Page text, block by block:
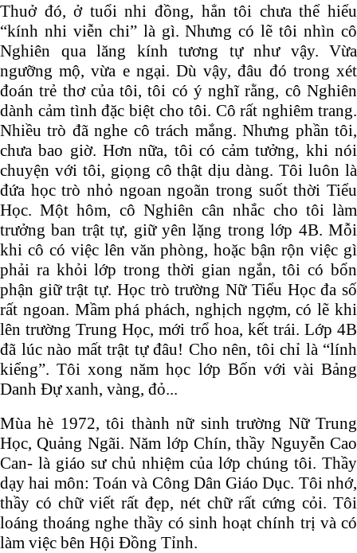
Thuở đó, ở tuổi nhi đồng, hẳn tôi chưa thể hiểu
“kính nhi viễn chi” là gì. Nhưng có lẽ tôi nhìn cô
Nghiên qua lăng kính tương tự như vậy. Vừa
ngưỡng mộ, vừa e ngại. Dù vậy, đâu đó trong xét
đoán trẻ thơ của tôi, tôi có ý nghĩ rằng, cô Nghiên
dành cảm tình đặc biệt cho tôi. Cô rất nghiêm trang.
Nhiều trò đã nghe cô trách mắng. Nhưng phần tôi,
chưa bao giờ. Hơn nữa, tôi có cảm tưởng, khi nói
chuyện với tôi, giọng cô thật dịu dàng. Tôi luôn là
đứa học trò nhỏ ngoan ngoãn trong suốt thời Tiểu
Học. Một hôm, cô Nghiên cân nhắc cho tôi làm
trưởng ban trật tự, giữ yên lặng trong lớp 4B. Mỗi
khi cô có việc lên văn phòng, hoặc bận rộn việc gì
phải ra khỏi lớp trong thời gian ngắn, tôi có bổn
phận giữ trật tự. Học trò trường Nữ Tiểu Học đa số
rất ngoan. Mầm phá phách, nghịch ngợm, có lẽ khi
lên trường Trung Học, mới trổ hoa, kết trái. Lớp 4B
đã lúc nào mất trật tự đâu! Cho nên, tôi chỉ là “lính
kiểng”. Tôi xong năm học lớp Bốn với vài Bảng
Danh Đự xanh, vàng, đỏ...
Mùa hè 1972, tôi thành nữ sinh trường Nữ Trung
Học, Quảng Ngãi. Năm lớp Chín, thầy Nguyễn Cao
Can- là giáo sư chủ nhiệm của lớp chúng tôi. Thầy
dạy hai môn: Toán và Công Dân Giáo Dục. Tôi nhớ,
thầy có chữ viết rất đẹp, nét chữ rất cứng cỏi. Tôi
loáng thoáng nghe thầy có sinh hoạt chính trị và có
làm việc bên Hội Đồng Tỉnh.